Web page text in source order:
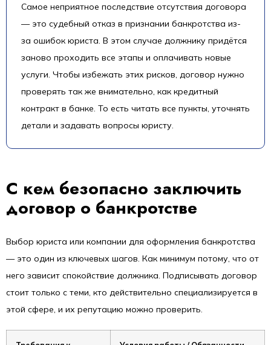
Самое неприятное последствие отсутствия договора
— это судебный отказ в признании банкротства из-
за ошибок юриста. В этом случае должнику придётся
заново проходить все этапы и оплачивать новые
услуги. Чтобы избежать этих рисков, договор нужно
проверять так же внимательно, как кредитный
контракт в банке. То есть читать все пункты, уточнять
детали и задавать вопросы юристу.
С кем безопасно заключить
договор о банкротстве
Выбор юриста или компании для оформления банкротства
— это один из ключевых шагов. Как минимум потому, что от
него зависит спокойствие должника. Подписывать договор
стоит только с теми, кто действительно специализируется в
этой сфере, и их репутацию можно проверить.